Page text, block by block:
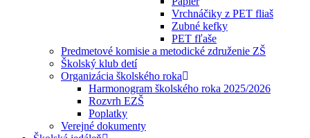
Vrchnáčiky z PET fliaš
Zubné kefky
PET fľaše
Predmetové komisie a metodické združenie ZŠ
Školský klub detí
Organizácia školského roka
Harmonogram školského roka 2025/2026
Rozvrh EZŠ
Poplatky
Verejné dokumenty